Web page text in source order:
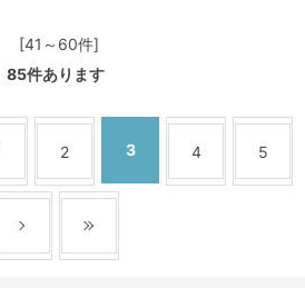
[41～60件]
85件あります
2 3 4 5